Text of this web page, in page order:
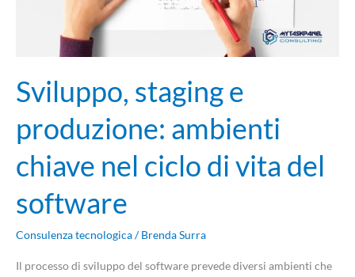
Sviluppo, staging e
produzione: ambienti
chiave nel ciclo di vita del
software
Consulenza tecnologica/Brenda Surra
Il processo di sviluppo del software prevede diversi ambienti che
software